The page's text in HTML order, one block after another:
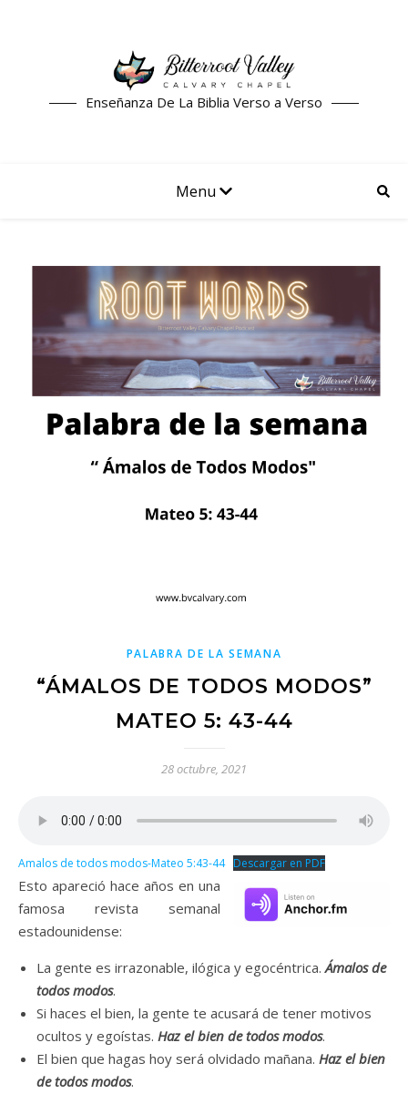
Enseñanza De La Biblia Verso a Verso
Menu
PALABRA DE LA SEMANA
“ÁMALOS DE TODOS MODOS”
MATEO 5: 43-44
28 octubre, 2021
Amalos de todos modos-Mateo 5:43-44 Descargar en PDF
Esto apareció hace años en una
famosa revista semanal
estadounidense:
La gente es irrazonable, ilógica y egocéntrica.Ámalos de
todos modos.
Si haces el bien, la gente te acusará de tener motivos
ocultos y egoístas. Haz el bien de todos modos.
El bien que hagas hoy será olvidado mañana. Haz el bien
de todos modos.